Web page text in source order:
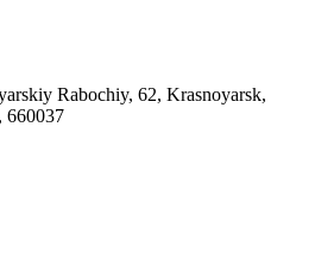
Rabochiy, 62, Krasnoyarsk,
660037